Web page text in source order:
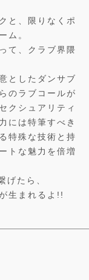
と、限りなくポ
ム。
て、クラブ界隈
としたダンサブ
のラブコールが
クシュアリティ
には特筆すべき
特殊な技術と持
トな魅力を倍増
げたら、
生まれるよ!!